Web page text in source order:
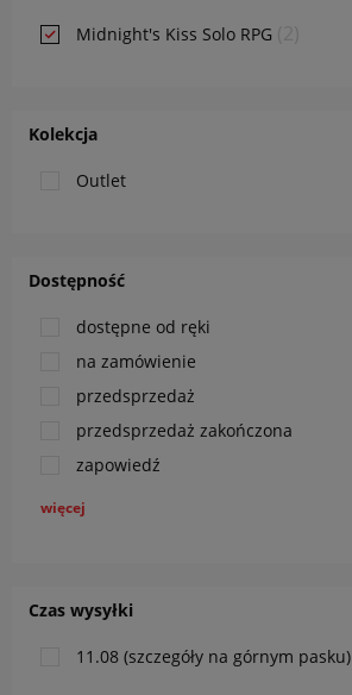
Midnight's Kiss Solo RPG
Kolekcja
Outlet
Dostępność
dostępne od ręki
na zamówienie
przedsprzedaż
przedsprzedaż zakończona
zapowiedź
więcej
Czas wysyłki
11.08 (szczegóły na górnym pasku)